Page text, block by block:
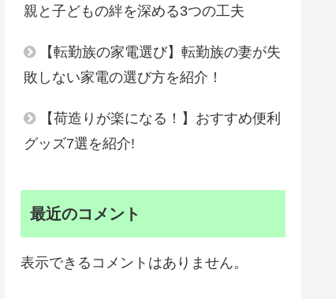
親と子どもの絆を深める3つの工夫
【転勤族の家電選び】転勤族の妻が失
敗しない家電の選び方を紹介！
【荷造りが楽になる！】おすすめ便利
グッズ7選を紹介!
最近のコメント
表示できるコメントはありません。